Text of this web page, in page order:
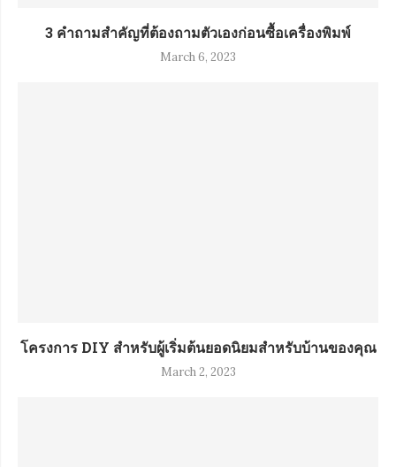
3 คำถามสำคัญที่ต้องถามตัวเองก่อนซื้อเครื่องพิมพ์
March 6, 2023
โครงการ DIY สำหรับผู้เริ่มต้นยอดนิยมสำหรับบ้านของคุณ
March 2, 2023